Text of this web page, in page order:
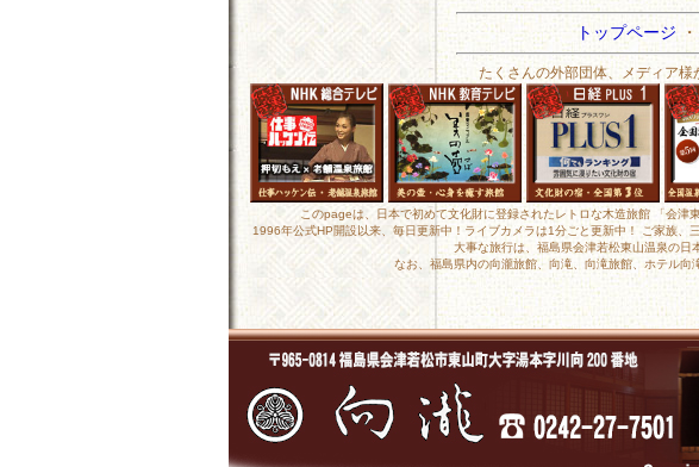
トップページ ・
たくさんの外部団体、メディア様
このpageは、日本で初めて文化財に登録されたレトロな木造旅館 「会
1996年公式HP開設以来、毎日更新中！ライブカメラは1分ごと更新中！ ご家族、
大事な旅行は、福島県会津若松東山温泉の日
なお、福島県内の向瀧旅館、向滝、向滝旅館、ホテル